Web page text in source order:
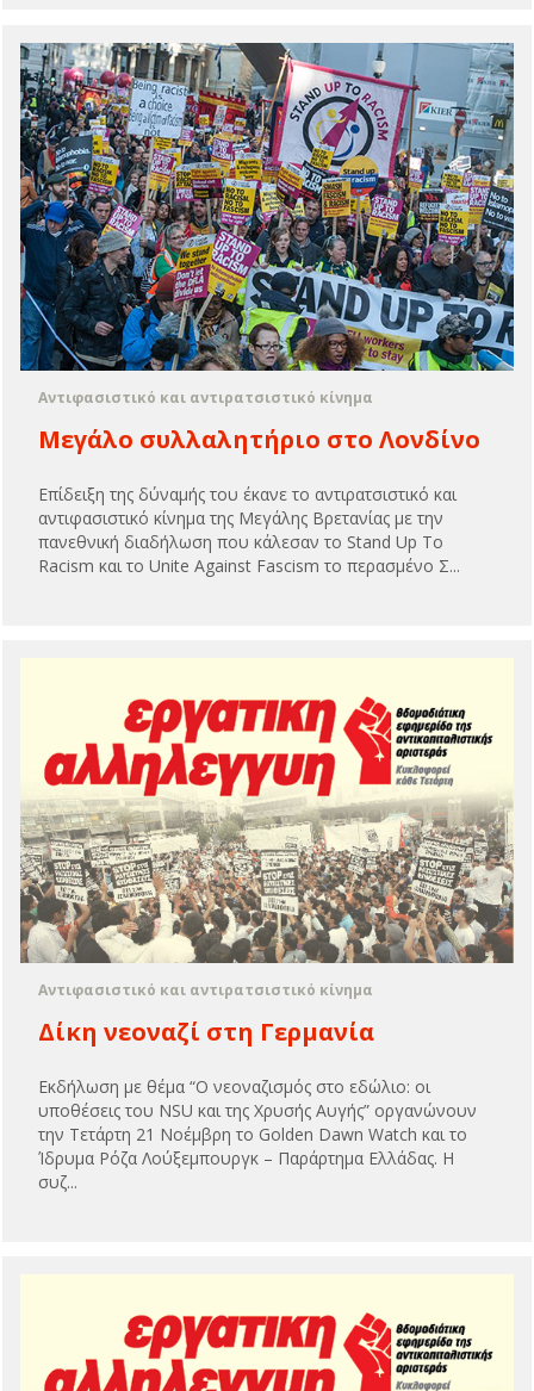
Αντιφασιστικό και αντιρατσιστικό κίνημα
Μεγάλο συλλαλητήριο στο Λονδίνο
Επίδειξη της δύναμής του έκανε το αντιρατσιστικό και
αντιφασιστικό κίνημα της Μεγάλης Βρετανίας με την
πανεθνική διαδήλωση που κάλεσαν το Stand Up To
Racism και το Unite Against Fascism το περασμένο Σ...
Αντιφασιστικό και αντιρατσιστικό κίνημα
Δίκη νεοναζί στη Γερμανία
Εκδήλωση με θέμα “Ο νεοναζισμός στο εδώλιο: οι
υποθέσεις του NSU και της Χρυσής Αυγής” οργανώνουν
την Τετάρτη 21 Νοέμβρη το Golden Dawn Watch και το
Ίδρυμα Ρόζα Λούξεμπουργκ – Παράρτημα Ελλάδας. Η
συζ...